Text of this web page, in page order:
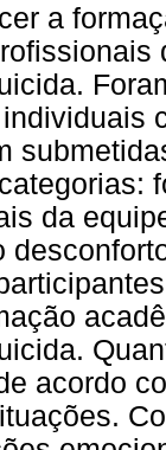
a
da
acordo